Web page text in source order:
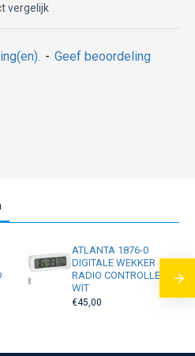
- Geef beoordeling
vergelijk
ATLANTA 1876-0
DIGITALE WEKKER
RADIO CONTROLLED
WIT
€45,00